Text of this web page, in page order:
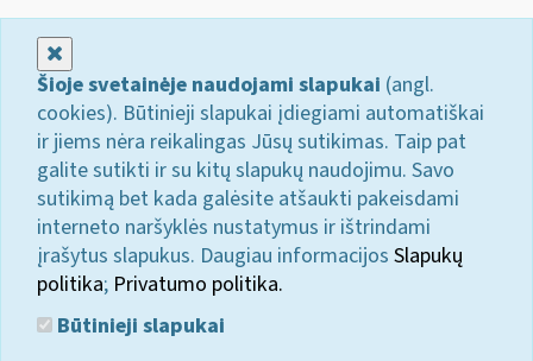
Šioje svetainėje naudojami slapukai (angl.
cookies). Būtinieji slapukai įdiegiami automatiškai
ir jiems nėra reikalingas Jūsų sutikimas. Taip pat
galite sutikti ir su kitų slapukų naudojimu. Savo
sutikimą bet kada galėsite atšaukti pakeisdami
interneto naršyklės nustatymus ir ištrindami
įrašytus slapukus. Daugiau informacijos Slapukų
politika; Privatumo politika.
Būtinieji slapukai